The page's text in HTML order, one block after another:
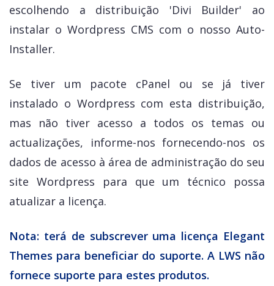
escolhendo a distribuição 'Divi Builder' ao
instalar o Wordpress CMS com o nosso Auto-
Installer.
Se tiver um pacote cPanel ou se já tiver
instalado o Wordpress com esta distribuição,
mas não tiver acesso a todos os temas ou
actualizações, informe-nos fornecendo-nos os
dados de acesso à área de administração do seu
site Wordpress para que um técnico possa
atualizar a licença.
Nota: terá de subscrever uma licença Elegant
Themes para beneficiar do suporte. A LWS não
fornece suporte para estes produtos.